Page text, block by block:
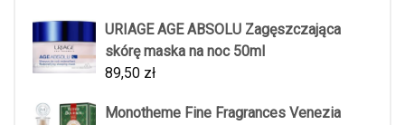
URIAGE AGE ABSOLU Zagęszczająca
skórę maska na noc 50ml
89,50 zł
Monotheme Fine Fragrances Venezia